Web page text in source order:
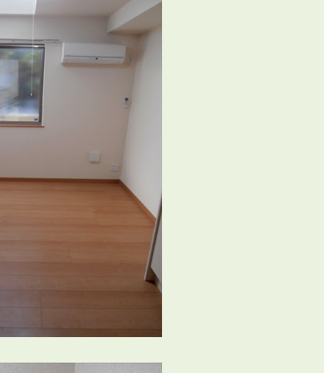
自慢の「賃料設定」／マーケティング
仲介会社とのネットワークで情報提供力に自信あり
物件プロモーション＆バリューアップリフォーム
BROKER仲介業者様へ